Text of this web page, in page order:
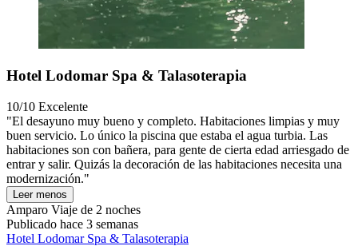
Hotel Lodomar Spa & Talasoterapia
10/10 Excelente
"El desayuno muy bueno y completo. Habitaciones limpias y muy
buen servicio. Lo único la piscina que estaba el agua turbia. Las
habitaciones son con bañera, para gente de cierta edad arriesgado de
entrar y salir. Quizás la decoración de las habitaciones necesita una
modernización."
Leer menos
Amparo Viaje de 2 noches
Publicado hace 3 semanas
Hotel Lodomar Spa & Talasoterapia